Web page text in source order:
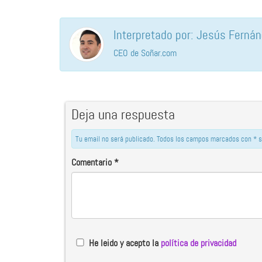
Interpretado por: Jesús
CEO de Soñar.com
Deja una respuesta
Tu email no será publicado. Todos los campos marcados con *
Comentario*
He leido y acepto la política de privacidad